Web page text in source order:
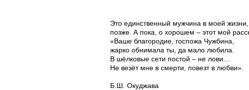
Это единственный мужчина в моей
позже. А пока, о хорошем – этот мой
«Ваше благородие, госпожа Чужбина,
жарко обнимала ты, да мало любила.
В шёлковые сети постой – не лови…
Не везёт мне в смерти, повезт в любви».
Б.Ш. Окуджава